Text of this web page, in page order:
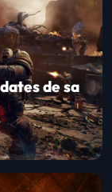
de sa